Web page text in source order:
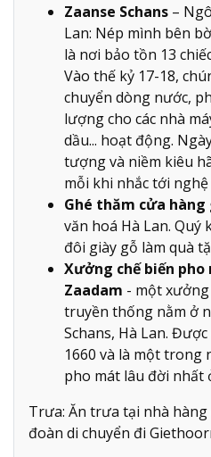
Zaanse Schans –
Lan: Nép mình bên
là nơi bảo tồn 13
Vào thế kỷ 17-18,
chuyển dòng nước,
lượng cho các nhà
dầu... hoạt động.
tượng và niềm kiêu
mỗi khi nhắc tới
Ghé thăm cửa hàng
văn hoá Hà Lan. Quý
đôi giày gỗ làm quà
Xưởng chế biến
Zaadam - một
truyền thống nằm ở
Schans, Hà Lan.
1660 và là một trong
pho mát lâu đời nhất
Trưa: Ăn trưa tại nhà
đoàn di chuyển đi